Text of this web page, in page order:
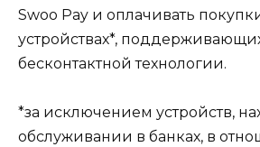
Swoo Pay и оплачивать
устройствах*,
бесконтактной технологии.
*за исключением устройств,
обслуживании в банках, в